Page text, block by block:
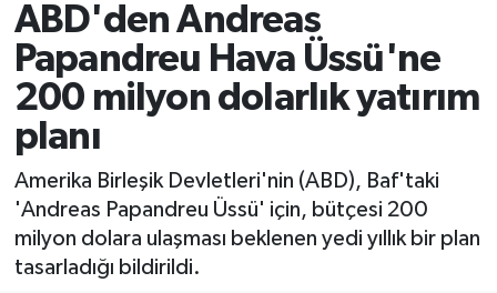
ABD'den Andreas
Papandreu Hava Üssü'ne
200 milyon dolarlık yatırım
planı
Amerika Birleşik Devletleri'nin (ABD), Baf'taki
'Andreas Papandreu Üssü' için, bütçesi 200
milyon dolara ulaşması beklenen yedi yıllık bir plan
tasarladığı bildirildi.
BİLİM
ÇATALKÖY
DÜNYA
EĞİTİM
EKONOMİ
Süper Lig Puan Durumu ve Fikstür
Tüm Manşetler
Son Dakika Haberleri
Haber Arşivi